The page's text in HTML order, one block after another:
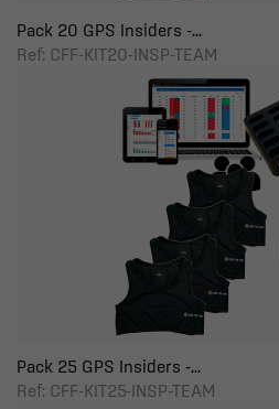
Pack 20 GPS Insiders -...
Ref: CFF-KIT20-INSP-TEAM
Pack 25 GPS Insiders -...
Ref: CFF-KIT25-INSP-TEAM